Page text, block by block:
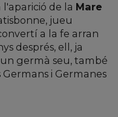
de la Mare
jueu
a la fe arran
després, ell, ja
germà seu, també
i Germanes